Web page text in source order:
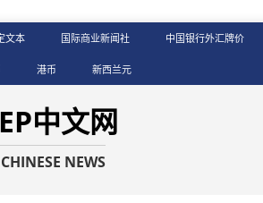
文本 国际商业新闻社 中国银行外汇牌价
港币 新西兰元
中文网
NEWS